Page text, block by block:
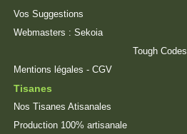
Vos Suggestions
Webmasters : Sekoia
Tough Codes
Mentions légales - CGV
Tisanes
Nos Tisanes Atisanales
Production 100% artisanale